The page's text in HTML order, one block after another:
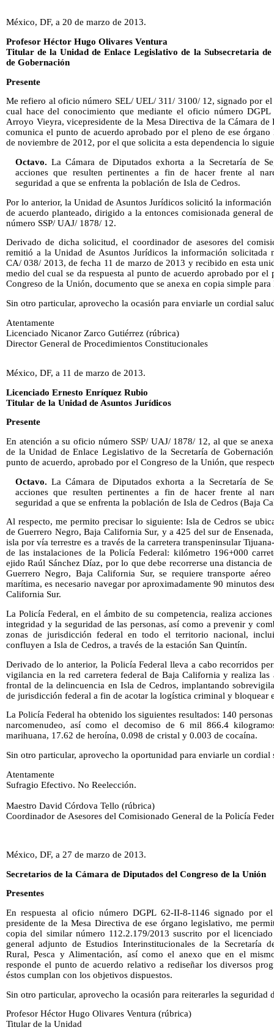
México, DF, a 20 de marzo de 2013.
Profesor Héctor Hugo Olivares Ventura
Titular de la Unidad de Enlace Legislativo de la Subsecretaria
de Gobernación
Presente
Me refiero al oficio número SEL/ UEL/ 311/ 3100/ 12, signado por
cual hace del conocimiento que mediante el oficio número
Arroyo Vieyra, vicepresidente de la Mesa Directiva de la Cámara
comunica el punto de acuerdo aprobado por el pleno de ese
de noviembre de 2012, por el que solicita a esta dependencia lo
Octavo. La Cámara de Diputados exhorta a la Secretaría de
acciones que resulten pertinentes a fin de hacer frente al
seguridad a que se enfrenta la población de Isla de Cedros.
Por lo anterior, la Unidad de Asuntos Jurídicos solicitó la
de acuerdo planteado, dirigido a la entonces comisionada general
número SSP/ UAJ/ 1878/ 12.
Derivado de dicha solicitud, el coordinador de asesores del
remitió a la Unidad de Asuntos Jurídicos la información solicitada
CA/ 038/ 2013, de fecha 11 de marzo de 2013 y recibido en esta
medio del cual se da respuesta al punto de acuerdo aprobado por el
Congreso de la Unión, documento que se anexa en copia simple
Sin otro particular, aprovecho la ocasión para enviarle un cordial
Atentamente
Licenciado Nicanor Zarco Gutiérrez (rúbrica)
Director General de Procedimientos Constitucionales
México, DF, a 11 de marzo de 2013.
Licenciado Ernesto Enríquez Rubio
Titular de la Unidad de Asuntos Jurídicos
Presente
En atención a su oficio número SSP/ UAJ/ 1878/ 12, al que se
de la Unidad de Enlace Legislativo de la Secretaría de
punto de acuerdo, aprobado por el Congreso de la Unión, que
Octavo. La Cámara de Diputados exhorta a la Secretaría de
acciones que resulten pertinentes a fin de hacer frente al
seguridad a que se enfrenta la población de Isla de Cedros (Baja
Al respecto, me permito precisar lo siguiente: Isla de Cedros se
de Guerrero Negro, Baja California Sur, y a 425 del sur de
isla por vía terrestre es a través de la carretera transpeninsular
de las instalaciones de la Policía Federal: kilómetro 196+000
ejido Raúl Sánchez Díaz, por lo que debe recorrerse una distancia
Guerrero Negro, Baja California Sur, se requiere transporte
marítima, es necesario navegar por aproximadamente 90 minutos
California Sur.
La Policía Federal, en el ámbito de su competencia, realiza
integridad y la seguridad de las personas, así como a prevenir y
zonas de jurisdicción federal en todo el territorio nacional,
confluyen a Isla de Cedros, a través de la estación San Quintín.
Derivado de lo anterior, la Policía Federal lleva a cabo recorridos
vigilancia en la red carretera federal de Baja California y realiza las
frontal de la delincuencia en Isla de Cedros, implantando
de jurisdicción federal a fin de acotar la logística criminal y bloquear
La Policía Federal ha obtenido los siguientes resultados: 140
narcomenudeo, así como el decomiso de 6 mil 866.4
marihuana, 17.62 de heroína, 0.098 de cristal y 0.003 de cocaína.
Sin otro particular, aprovecho la oportunidad para enviarle un cordial
Atentamente
Sufragio Efectivo. No Reelección.
Maestro David Córdova Tello (rúbrica)
Coordinador de Asesores del Comisionado General de la Policía
México, DF, a 27 de marzo de 2013.
Secretarios de la Cámara de Diputados del Congreso de la Unión
Presentes
En respuesta al oficio número DGPL 62-II-8-1146 signado por
presidente de la Mesa Directiva de ese órgano legislativo, me
copia del similar número 112.2.179/2013 suscrito por el
general adjunto de Estudios Interinstitucionales de la Secretaría
Rural, Pesca y Alimentación, así como el anexo que en el
responde el punto de acuerdo relativo a rediseñar los diversos
éstos cumplan con los objetivos dispuestos.
Sin otro particular, aprovecho la ocasión para reiterarles la
Profesor Héctor Hugo Olivares Ventura (rúbrica)
Titular de la Unidad